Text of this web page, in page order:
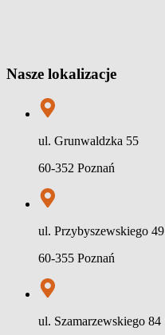
Nasze lokalizacje
ul. Grunwaldzka 55
60-352 Poznań
ul. Przybyszewskiego 49
60-355 Poznań
ul. Szamarzewskiego 84